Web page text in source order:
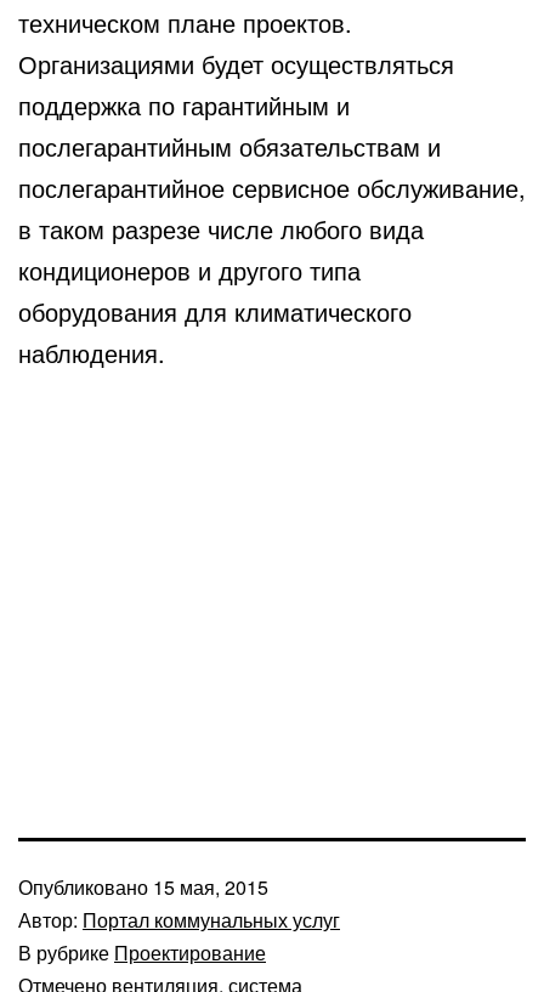
техническом плане проектов.
Организациями будет осуществляться
поддержка по гарантийным и
послегарантийным обязательствам и
послегарантийное сервисное обслуживание,
в таком разрезе числе любого вида
кондиционеров и другого типа
оборудования для климатического
наблюдения.
Опубликовано 15 мая, 2015
Автор: Портал коммунальных услуг
В рубрике Проектирование
Отмечено вентиляция, система